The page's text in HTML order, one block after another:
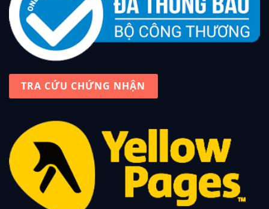
TRA CỨU CHỨNG NHẬN